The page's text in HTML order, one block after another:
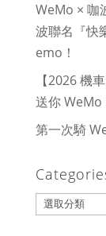
WeMo × 咖
波聯名『快
emo！
【2026 機
送你 WeMo
第一次騎
Categories